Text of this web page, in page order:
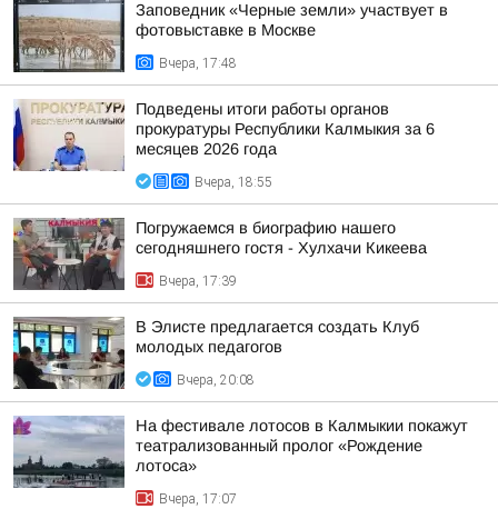
Заповедник «Черные земли» участвует в
фотовыставке в Москве
Вчера, 17:48
Подведены итоги работы органов
прокуратуры Республики Калмыкия за 6
месяцев 2026 года
Вчера, 18:55
Погружаемся в биографию нашего
сегодняшнего гостя - Хулхачи Кикеева
Вчера, 17:39
В Элисте предлагается создать Клуб
молодых педагогов
Вчера, 20:08
На фестивале лотосов в Калмыкии покажут
театрализованный пролог «Рождение
лотоса»
Вчера, 17:07